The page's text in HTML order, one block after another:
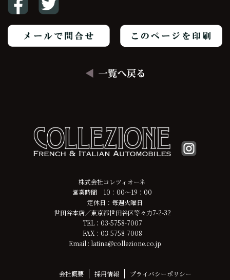
株式会社コレツィオーネ
営業時間 10：00～19：00
定休日：毎週火曜日
世田谷本店／東京都世田谷区等々力7-2-32
TEL：03-5758-7007
FAX：03-5758-7008
Email : latina@collezione.co.jp
会社概要 採用情報 プライバシーポリシー